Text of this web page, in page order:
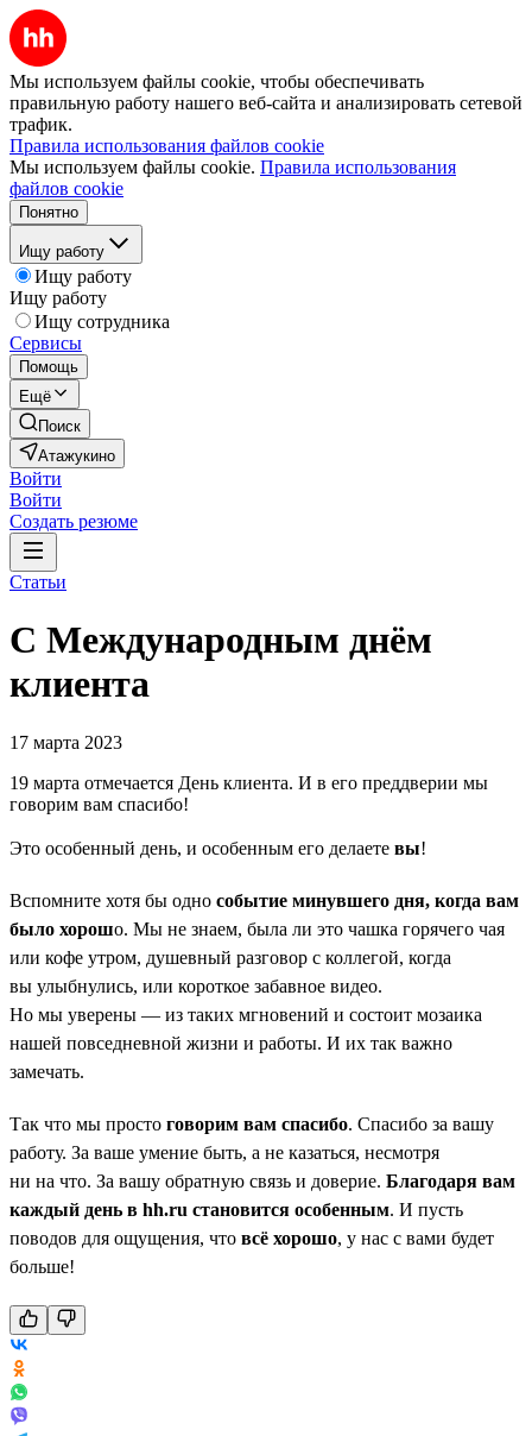
Мы используем файлы cookie, чтобы обеспечивать
правильную работу нашего веб-сайта и анализировать сетевой
трафик.
Правила использования файлов cookie
Мы используем файлы cookie. Правила использования
файлов cookie
Понятно
Ищу работу
Ищу работу
Ищу работу
Ищу сотрудника
Сервисы
Помощь
Ещё
Поиск
Атажукино
Войти
Войти
Создать резюме
Статьи
С Международным днём
клиента
17 марта 2023
19 марта отмечается День клиента. И в его преддверии мы
говорим вам спасибо!
Это особенный день, и особенным его делаете вы!
Вспомните хотя бы одно событие минувшего дня, когда вам
было хорошо. Мы не знаем, была ли это чашка горячего чая
или кофе утром, душевный разговор с коллегой, когда
вы улыбнулись, или короткое забавное видео.
Но мы уверены — из таких мгновений и состоит мозаика
нашей повседневной жизни и работы. И их так важно
замечать.
Так что мы просто говорим вам спасибо. Спасибо за вашу
работу. За ваше умение быть, а не казаться, несмотря
ни на что. За вашу обратную связь и доверие. Благодаря вам
каждый день в hh.ru становится особенным. И пусть
поводов для ощущения, что всё хорошо, у нас с вами будет
больше!